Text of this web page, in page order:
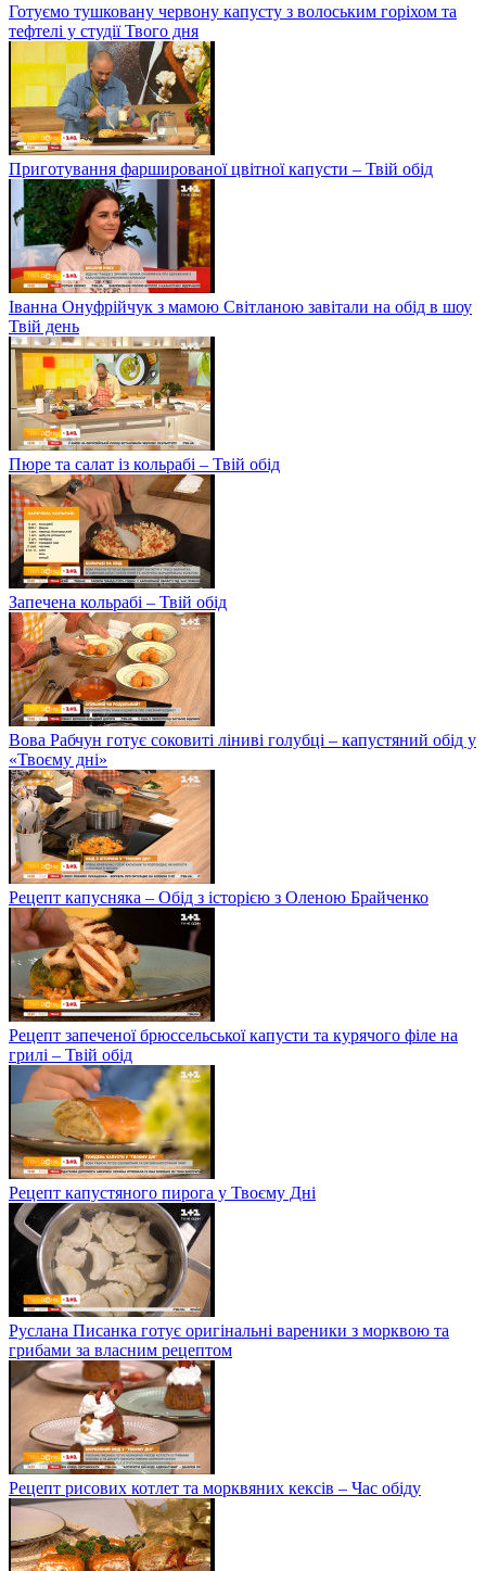
Готуємо тушковану червону капусту з волоським горіхом та
тефтелі у студії Твого дня
Приготування фаршированої цвітної капусти – Твій обід
Іванна Онуфрійчук з мамою Світланою завітали на обід в шоу
Твій день
Пюре та салат із кольрабі – Твій обід
Запечена кольрабі – Твій обід
Вова Рабчун готує соковиті ліниві голубці – капустяний обід у
«Твоєму дні»
Рецепт капусняка – Обід з історією з Оленою Брайченко
Рецепт запеченої брюссельської капусти та курячого філе на
грилі – Твій обід
Рецепт капустяного пирога у Твоєму Дні
Руслана Писанка готує оригінальні вареники з морквою та
грибами за власним рецептом
Рецепт рисових котлет та морквяних кексів – Час обіду